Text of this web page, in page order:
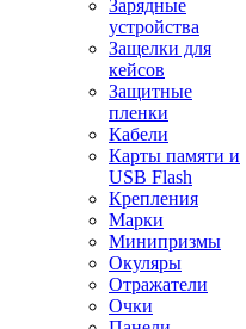
Зарядные
устройства
Защелки для
кейсов
Защитные
пленки
Кабели
Карты памяти и
USB Flash
Крепления
Марки
Минипризмы
Окуляры
Отражатели
Очки